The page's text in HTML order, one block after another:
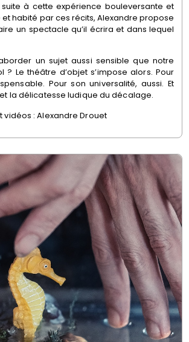
à cette expérience bouleversante et
habité par ces récits, Alexandre propose
un spectacle qu’il écrira et dans lequel
un sujet aussi sensible que notre
? Le théâtre d’objet s’impose alors. Pour
Pour son universalité, aussi. Et
la délicatesse ludique du décalage.
vidéos : Alexandre Drouet